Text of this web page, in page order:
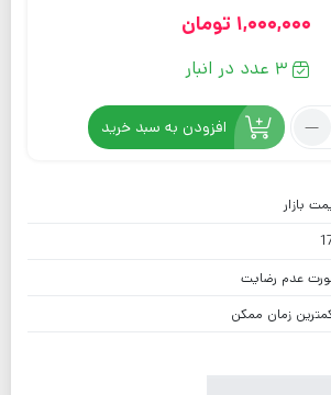
1,000,000 تومان
3 عدد در انبار
افزودن به سبد خرید
بازار
عدم رضایت
زمان ممکن